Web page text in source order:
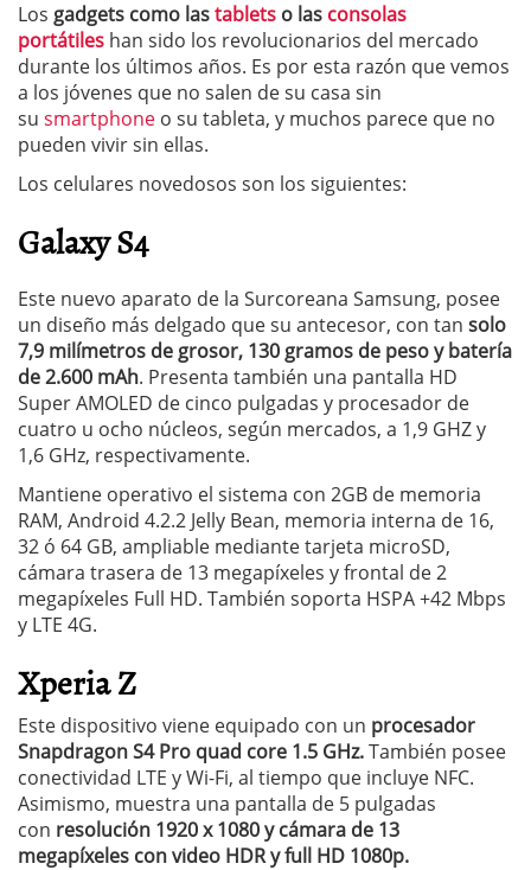
Los gadgets como lastablets o las consolas
portátiles han sido los revolucionarios del mercado
durante los últimos años. Es por esta razón que vemos
a los jóvenes que no salen de su casa sin
su smartphone o su tableta, y muchos parece que no
pueden vivir sin ellas.
Los celulares novedosos son los siguientes:
Galaxy S4
Este nuevo aparato de la Surcoreana Samsung, posee
un diseño más delgado que su antecesor, con tan solo
7,9 milímetros de grosor, 130 gramos de peso y batería
de 2.600 mAh. Presenta también una pantalla HD
Super AMOLED de cinco pulgadas y procesador de
cuatro u ocho núcleos, según mercados, a 1,9 GHZ y
1,6 GHz, respectivamente.
Mantiene operativo el sistema con 2GB de memoria
RAM, Android 4.2.2 Jelly Bean, memoria interna de 16,
32 ó 64 GB, ampliable mediante tarjeta microSD,
cámara trasera de 13 megapíxeles y frontal de 2
megapíxeles Full HD. También soporta HSPA +42 Mbps
y LTE 4G.
Xperia Z
Este dispositivo viene equipado con un procesador
Snapdragon S4 Pro quad core 1.5 GHz.También posee
conectividad LTE y Wi-Fi, al tiempo que incluye NFC.
Asimismo, muestra una pantalla de 5 pulgadas
con resolución 1920 x 1080 y cámara de 13
megapíxeles con video HDR y full HD 1080p.